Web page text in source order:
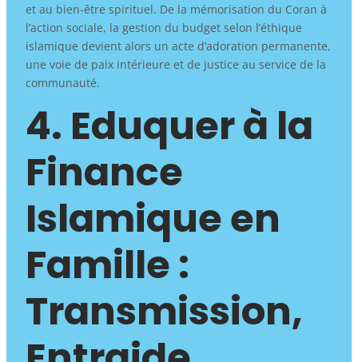
et au bien-être spirituel. De la mémorisation du Coran à
l’action sociale, la gestion du budget selon l’éthique
islamique devient alors un acte d’adoration permanente,
une voie de paix intérieure et de justice au service de la
communauté.
4. Eduquer à la
Finance
Islamique en
Famille :
Transmission,